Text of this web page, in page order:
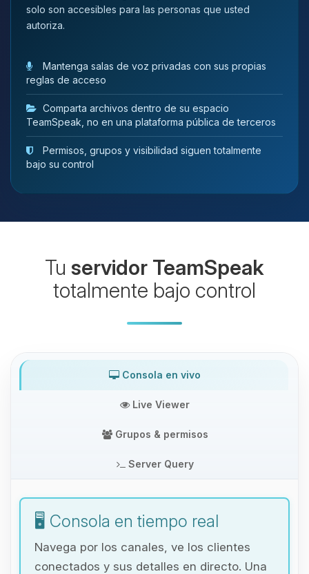
solo son accesibles para las personas que usted
autoriza.
Mantenga salas de voz privadas con sus propias
reglas de acceso
Comparta archivos dentro de su espacio
TeamSpeak, no en una plataforma pública de terceros
Permisos, grupos y visibilidad siguen totalmente
bajo su control
Tu servidor TeamSpeak
totalmente bajo control
Consola en vivo
Live Viewer
Grupos & permisos
Server Query
🖥️ Consola en tiempo real
Navega por los canales, ve los clientes
conectados y sus detalles en directo. Una